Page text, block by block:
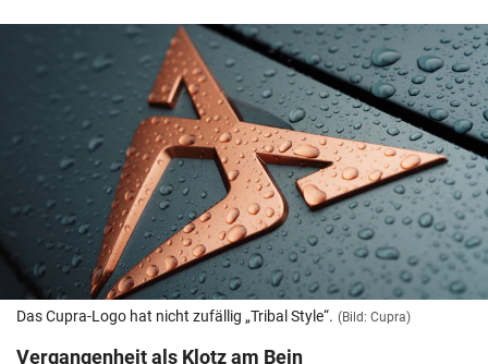
Das Cupra-Logo hat nicht zufällig „Tribal Style“. (Bild: Cupra)
Vergangenheit als Klotz am Bein